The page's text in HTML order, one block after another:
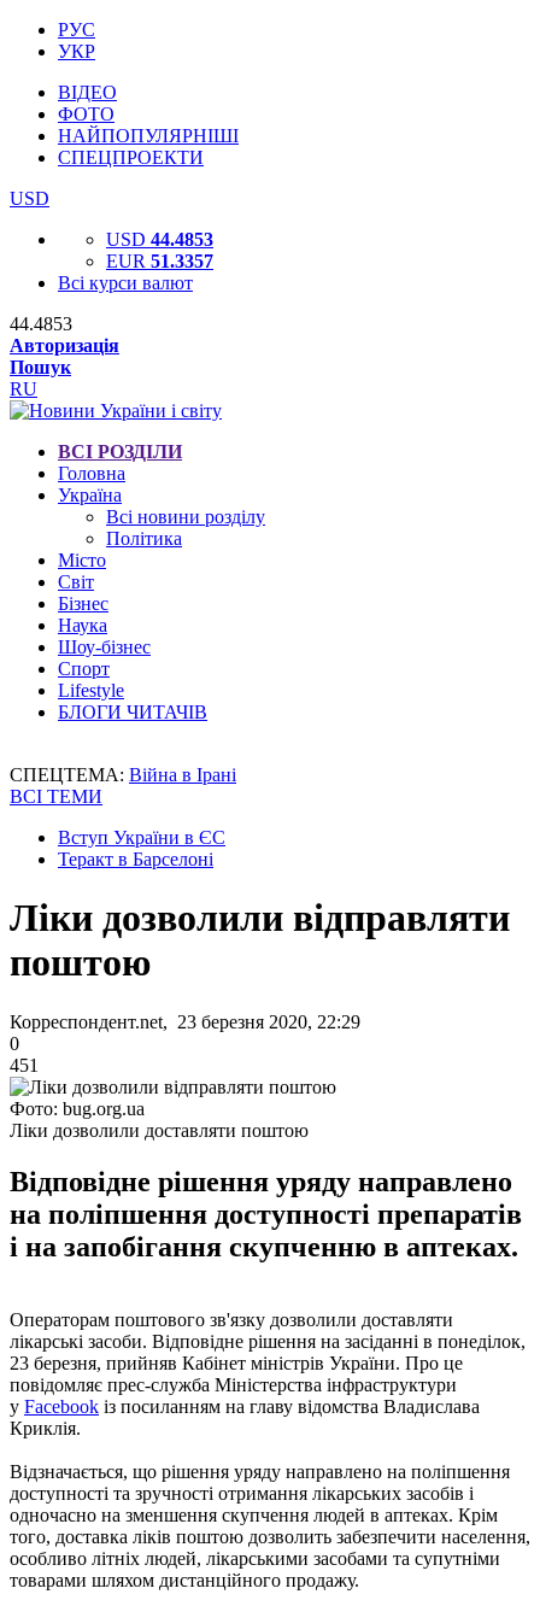
РУС
УКР
ВІДЕО
ФОТО
НАЙПОПУЛЯРНІШІ
СПЕЦПРОЕКТИ
USD
USD 44.4853
EUR 51.3357
Всі курси валют
44.4853
Авторизація
Пошук
RU
ВСІ РОЗДІЛИ
Головна
Україна
Всі новини розділу
Політика
Місто
Світ
Бізнес
Наука
Шоу-бізнес
Спорт
Lifestyle
БЛОГИ ЧИТАЧІВ
СПЕЦТЕМА: Війна в Ірані
ВСІ ТЕМИ
Вступ України в ЄС
Теракт в Барселоні
Ліки дозволили відправляти
поштою
Корреспондент.net, 23 березня 2020, 22:29
0
451
Фото: bug.org.ua
Ліки дозволили доставляти поштою
Відповідне рішення уряду направлено
на поліпшення доступності препаратів
і на запобігання скупченню в аптеках.
Операторам поштового зв'язку дозволили доставляти
лікарські засоби. Відповідне рішення на засіданні в понеділок,
23 березня, прийняв Кабінет міністрів України. Про це
повідомляє прес-служба Міністерства інфраструктури
у Facebook із посиланням на главу відомства Владислава
Криклія.
Відзначається, що рішення уряду направлено на поліпшення
доступності та зручності отримання лікарських засобів і
одночасно на зменшення скупчення людей в аптеках. Крім
того, доставка ліків поштою дозволить забезпечити населення,
особливо літніх людей, лікарськими засобами та супутніми
товарами шляхом дистанційного продажу.